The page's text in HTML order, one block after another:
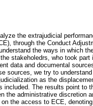
the extrajudicial
through the Conduct
the ways in which
stakeholedrs, who took
data and documental
sources, we try to
as the
included. The results point to
the administrative discretion
the access to ECE,